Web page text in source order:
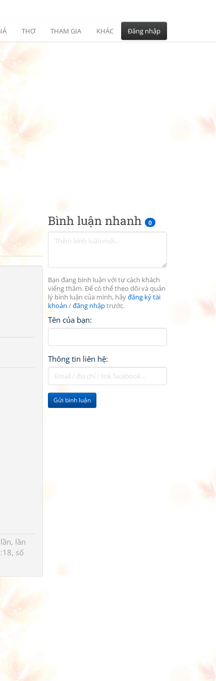
THƠ THAM GIA KHÁC Đăng nhập
Bình luận nhanh 0
Bạn đang bình luận với tư cách khách
viếng thăm. Để có thể theo dõi và quản
lý bình luận của mình, hãyđăng ký tài
khoản /đăng nhậptrước.
Tên của bạn:
Thông tin liên hệ:
Gửi bình luận
lần
số